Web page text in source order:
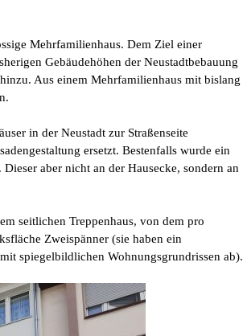
Mehrfamilienhaus. Dem Ziel einer
Gebäudehöhen der Neustadtbebauung
Aus einem Mehrfamilienhaus mit bislang
in der Neustadt zur Straßenseite
ersetzt. Bestenfalls wurde ein
aber nicht an der Hausecke, sondern an
seitlichen Treppenhaus, von dem pro
Zweispänner (sie haben ein
spiegelbildlichen Wohnungsgrundrissenab).